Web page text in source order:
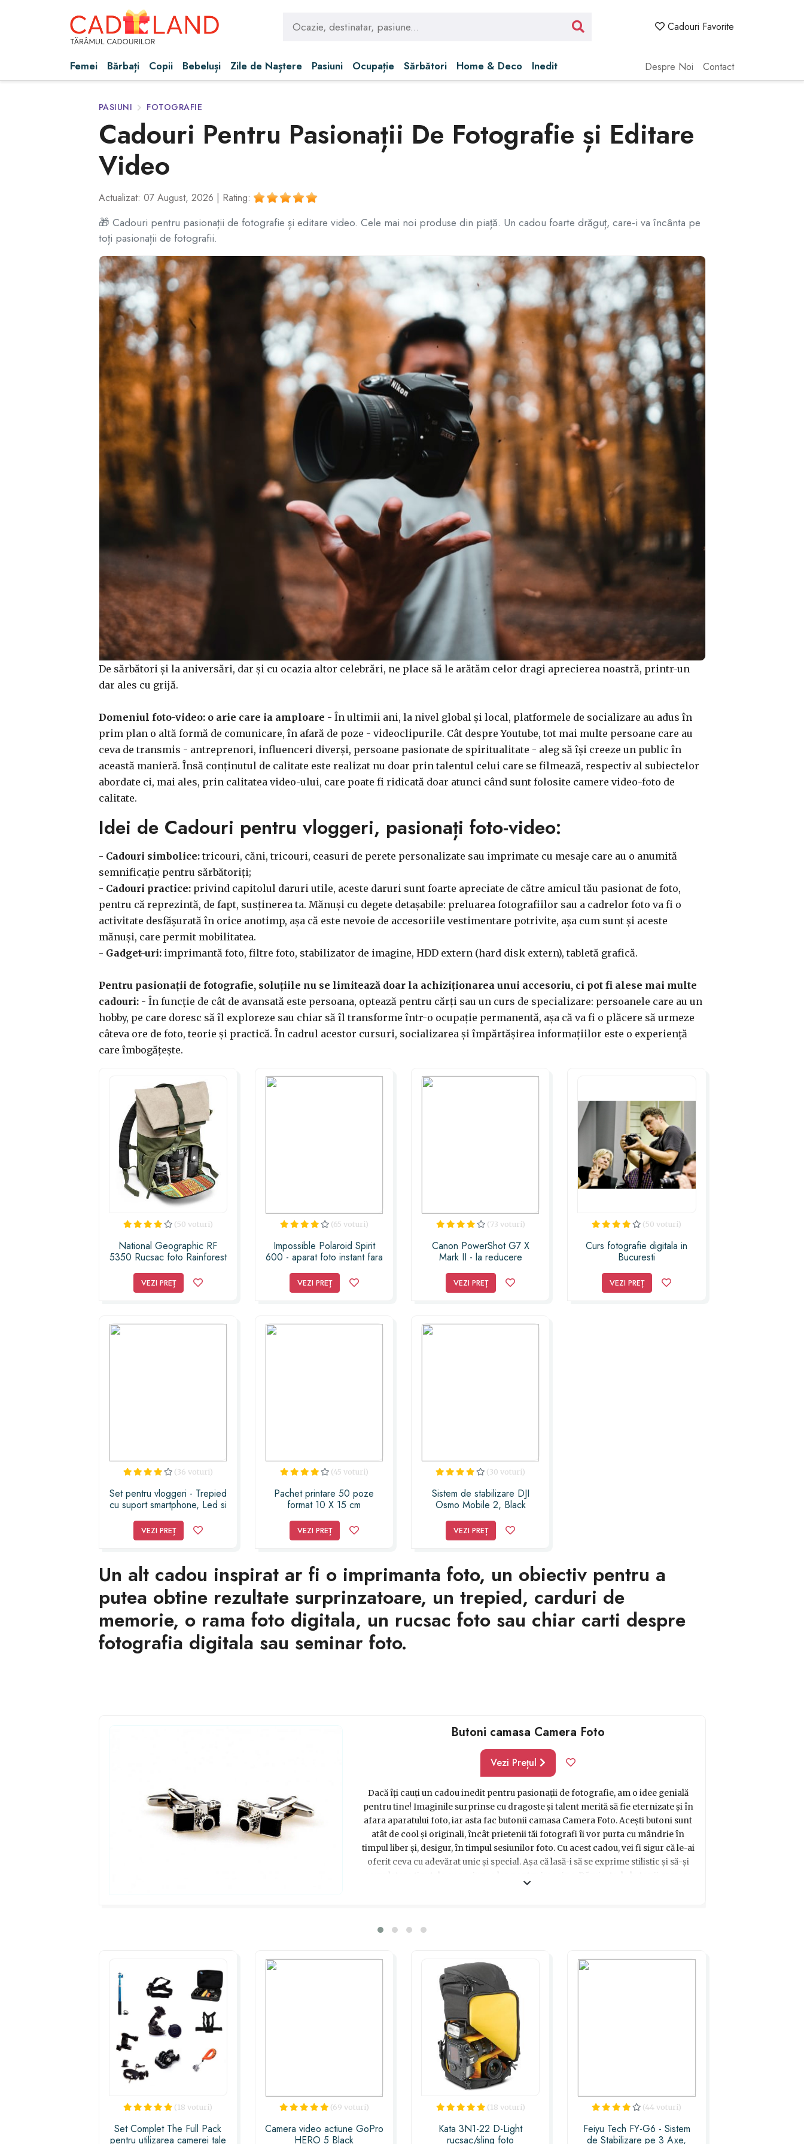
Cadouri Favorite
Femei Bărbați Copii Bebeluși Zile de Naștere Pasiuni Ocupație Sărbători Home & Deco Inedit Despre Noi Contact
PASIUNI FOTOGRAFIE
Cadouri Pentru Pasionații De Fotografie și Editare
Video
Actualizat: 07 August, 2026 | Rating:
🎁 Cadouri pentru pasionații de fotografie și editare video. Cele mai noi produse din piață. Un cadou foarte drăguț, care-i va încânta pe
toți pasionații de fotografii.
De sărbători și la aniversări, dar și cu ocazia altor celebrări, ne place să le arătăm celor dragi aprecierea noastră, printr-un
dar ales cu grijă.
Domeniul foto-video: o arie care ia amploare - În ultimii ani, la nivel global și local, platformele de socializare au adus în
prim plan o altă formă de comunicare, în afară de poze - videoclipurile. Cât despre Youtube, tot mai multe persoane care au
ceva de transmis - antreprenori, influenceri diverși, persoane pasionate de spiritualitate - aleg să își creeze un public în
această manieră. Însă conținutul de calitate este realizat nu doar prin talentul celui care se filmează, respectiv al subiectelor
abordate ci, mai ales, prin calitatea video-ului, care poate fi ridicată doar atunci când sunt folosite camere video-foto de
calitate.
Idei de Cadouri pentru vloggeri, pasionați foto-video:
- Cadouri simbolice:tricouri, căni, tricouri, ceasuri de perete personalizate sau imprimate cu mesaje care au o anumită
semnificație pentru sărbătoriți;
- Cadouri practice:privind capitolul daruri utile, aceste daruri sunt foarte apreciate de către amicul tău pasionat de foto,
pentru că reprezintă, de fapt, susținerea ta. Mănuși cu degete detașabile: preluarea fotografiilor sau a cadrelor foto va fi o
activitate desfășurată în orice anotimp, așa că este nevoie de accesoriile vestimentare potrivite, așa cum sunt și aceste
mănuși, care permit mobilitatea.
- Gadget-uri: imprimantă foto, filtre foto, stabilizator de imagine, HDD extern (hard disk extern), tabletă grafică.
Pentru pasionații de fotografie, soluțiile nu se limitează doar la achiziționarea unui accesoriu, ci pot fi alese mai multe
cadouri:- În funcție de cât de avansată este persoana, optează pentru cărți sau un curs de specializare: persoanele care au un
hobby, pe care doresc să îl exploreze sau chiar să îl transforme într-o ocupație permanentă, așa că va fi o plăcere să urmeze
câteva ore de foto, teorie și practică. În cadrul acestor cursuri, socializarea și împărtășirea informațiilor este o experiență
care îmbogățește.
(50 voturi)
National Geographic RF
5350 Rucsac foto Rainforest
VEZI PREȚ
(65 voturi)
Impossible Polaroid Spirit
600 - aparat foto instant fara
Spirit 600 - aparat foto
instant fara blitz
VEZI PREȚ
(73 voturi)
Canon PowerShot G7 X
Mark II - la reducere
VEZI PREȚ
(50 voturi)
Curs fotografie digitala in
Bucuresti
VEZI PREȚ
(36 voturi)
Set pentru vloggeri - Trepied
cu suport smartphone, Led si
VEZI PREȚ
(45 voturi)
Pachet printare 50 poze
format 10 X 15 cm
VEZI PREȚ
(30 voturi)
Sistem de stabilizare DJI
Osmo Mobile 2, Black
VEZI PREȚ
Un alt cadou inspirat ar fi o imprimanta foto, un obiectiv pentru a
putea obtine rezultate surprinzatoare, un trepied, carduri de
memorie, o rama foto digitala, un rucsac foto sau chiar carti despre
fotografia digitala sau seminar foto.
Butoni camasa Camera Foto
Vezi Prețul
Dacă îți cauți un cadou inedit pentru pasionații de fotografie, am o idee genială
pentru tine! Imaginile surprinse cu dragoste și talent merită să fie eternizate și în
afara aparatului foto, iar asta fac butonii camasa Camera Foto. Acești butoni sunt
atât de cool și originali, încât prietenii tăi fotografi îi vor purta cu mândrie în
timpul liber și, desigur, în timpul sesiunilor foto. Cu acest cadou, vei fi sigur că le-ai
oferit ceva cu adevărat unic și special. Așa că lasă-i să se exprime stilistic și să-și
completeze ținutele cu pasiunea lor pentru imagine. Dăruiește-le butonii camasa
(18 voturi)
Set Complet The Full Pack
pentru utilizarea camerei tale
(69 voturi)
Camera video actiune GoPro
HERO 5 Black
(18 voturi)
Kata 3N1-22 D-Light
rucsac/sling foto
(44 voturi)
Feiyu Tech FY-G6 - Sistem
de Stabilizare pe 3 Axe,